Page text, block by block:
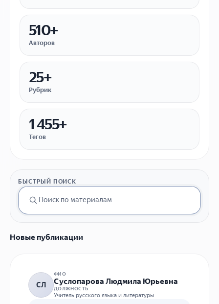
510+
Авторов
25+
Рубрик
1 455+
Тегов
БЫСТРЫЙ ПОИСК
Новые публикации
СЛ
ФИО
Суслопарова Людмила Юрьевна
ДОЛЖНОСТЬ
Учитель русского языка и литературы